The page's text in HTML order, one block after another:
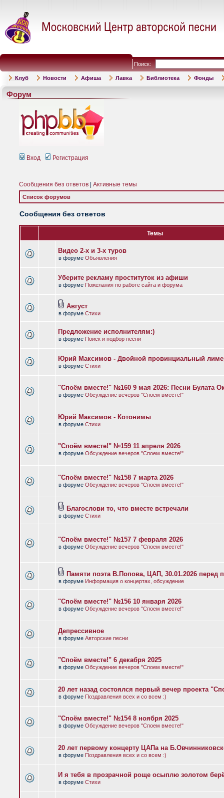
Поиск:
Клуб Новости Афиша Лавка Библиотека Фонды
Форум
Вход Регистрация
Сообщения без ответов Активные темы
Список форумов
Сообщения без ответов
Темы
Видео 2-х и 3-х туров
в форуме Объявления
Уберите рекламу проституток из афиши
в форуме Пожелания по работе сайта и форума
Август
в форуме Стихи
Предложение исполнителям:)
в форуме Поиск и подбор песни
Юрий Максимов - Двойной провинциальный
в форуме Стихи
"Споём вместе!" №160 9 мая 2026: Песни Булата
в форуме Обсуждение вечеров "Споем вместе!"
Юрий Максимов - Котонимы
в форуме Стихи
"Споём вместе!" №159 11 апреля 2026
в форуме Обсуждение вечеров "Споем вместе!"
"Споём вместе!" №158 7 марта 2026
в форуме Обсуждение вечеров "Споем вместе!"
Благослови то, что вместе встречали
в форуме Стихи
"Споём вместе!" №157 7 февраля 2026
в форуме Обсуждение вечеров "Споем вместе!"
Памяти поэта В.Попова, ЦАП, 30.01.2026 перед
в форуме Информация о концертах, обсуждение
"Споём вместе!" №156 10 января 2026
в форуме Обсуждение вечеров "Споем вместе!"
Депрессивное
в форуме Авторские песни
"Споём вместе!" 6 декабря 2025
в форуме Обсуждение вечеров "Споем вместе!"
20 лет назад состоялся первый вечер проекта
в форуме Поздравления всех и со всем :)
"Споём вместе!" №154 8 ноября 2025
в форуме Обсуждение вечеров "Споем вместе!"
20 лет первому концерту ЦАПа на
в форуме Поздравления всех и со всем :)
И я тебя в прозрачной роще осыплю золотом
в форуме Стихи